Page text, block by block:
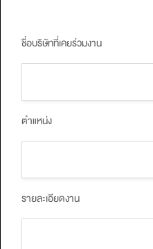
ชื่อบริษัทที่เคยร่วมงาน
ตำแหน่ง
รายละเอียดงาน